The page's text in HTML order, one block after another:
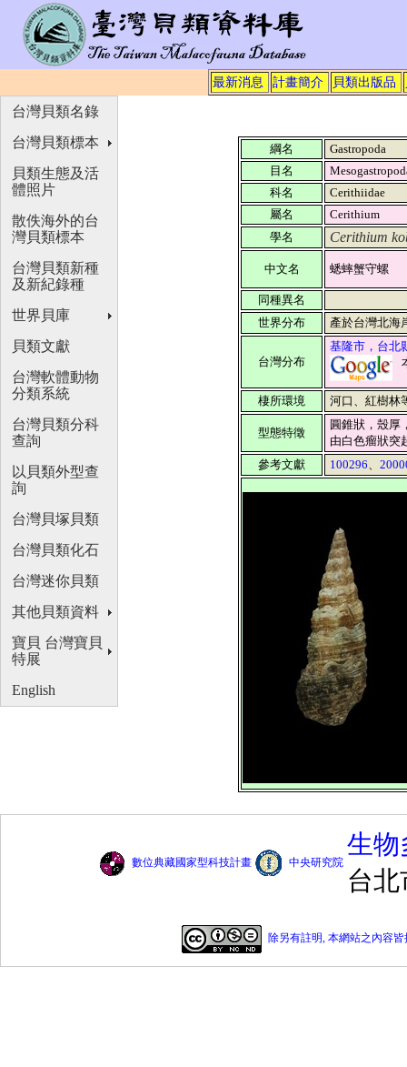
最新消息 計畫簡介 貝類出版品
綱名
Gastropoda
目名
科名
Cerithiidae
屬名
Cerithium
學名
Cerithium
中文名 蟋蟀蟹守螺
同種異名
世界分布
產於台灣北海
台灣分布
基隆市，台北
棲所環境 河口、紅樹林
型態特徵
圓錐狀，殼厚
由白色瘤狀突
參考文獻
100296、
台灣貝類名錄
台灣貝類標本
貝類生態及活
體照片
散佚海外的台
灣貝類標本
台灣貝類新種
及新紀錄種
世界貝庫
貝類文獻
台灣軟體動物
分類系統
台灣貝類分科
查詢
以貝類外型查
詢
台灣貝塚貝類
台灣貝類化石
台灣迷你貝類
其他貝類資料
寶貝 台灣寶貝
特展
English
數位典藏國家型科技計畫 中央研究院
生物
台北
除另有註明, 本網站之內容